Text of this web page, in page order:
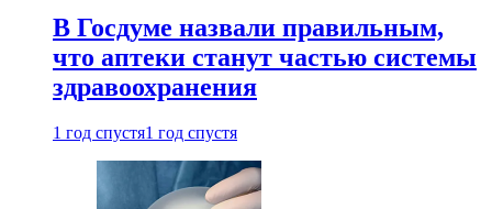
В Госдуме назвали правильным,
что аптеки станут частью системы
здравоохранения
1 год спустя1 год спустя